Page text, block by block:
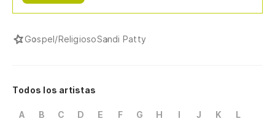
Gospel/ReligiosoSandi Patty
Todos los artistas
A B C D E F G H I J K
L